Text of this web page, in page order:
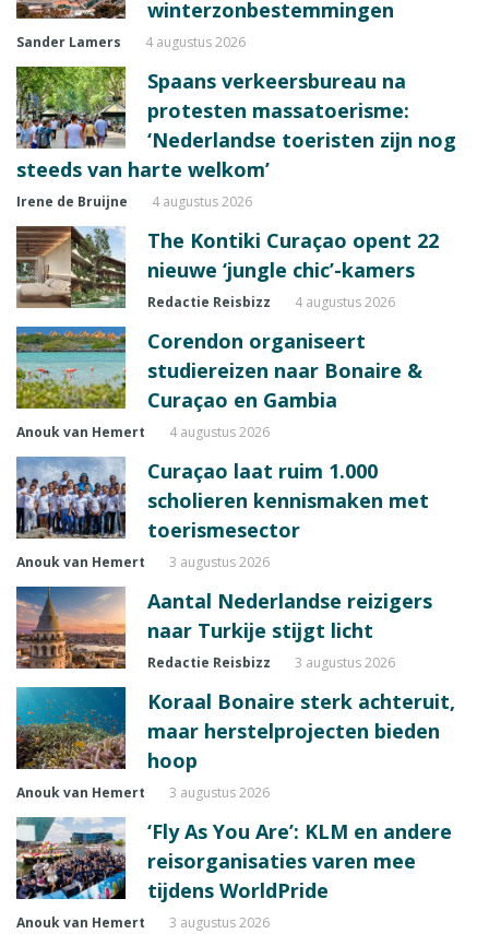
winterzonbestemmingen
Sander Lamers 4 augustus 2026
Spaans verkeersbureau na
protesten massatoerisme:
‘Nederlandse toeristen zijn nog
steeds van harte welkom’
Irene de Bruijne 4 augustus 2026
The Kontiki Curaçao opent 22
nieuwe ‘jungle chic’-kamers
Redactie Reisbizz 4 augustus 2026
Corendon organiseert
studiereizen naar Bonaire &
Curaçao en Gambia
Anouk van Hemert 4 augustus 2026
Curaçao laat ruim 1.000
scholieren kennismaken met
toerismesector
Anouk van Hemert 3 augustus 2026
Aantal Nederlandse reizigers
naar Turkije stijgt licht
Redactie Reisbizz 3 augustus 2026
Koraal Bonaire sterk achteruit,
maar herstelprojecten bieden
hoop
Anouk van Hemert 3 augustus 2026
‘Fly As You Are’: KLM en andere
reisorganisaties varen mee
tijdens WorldPride
Anouk van Hemert 3 augustus 2026